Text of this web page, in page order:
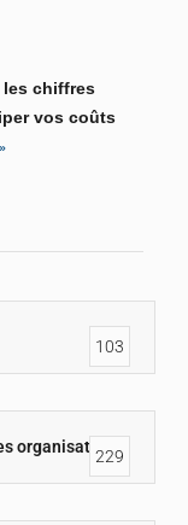
les chiffres
vos coûts
103
organisations
229